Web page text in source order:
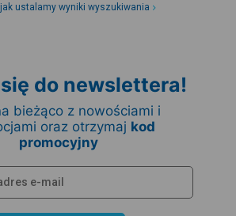
ustalamy wyniki wyszukiwania
do newslettera!
bieżąco z nowościami i
oraz otrzymaj kod
promocyjny